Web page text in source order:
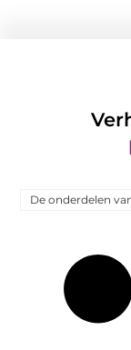
De onderdelen